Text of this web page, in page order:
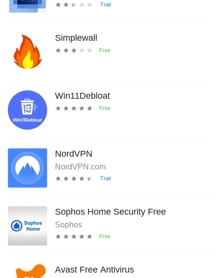
Simplewall
Win11Debloat
NordVPN
NordVPN.com
Sophos Home Security Free
Sophos
Avast Free Antivirus